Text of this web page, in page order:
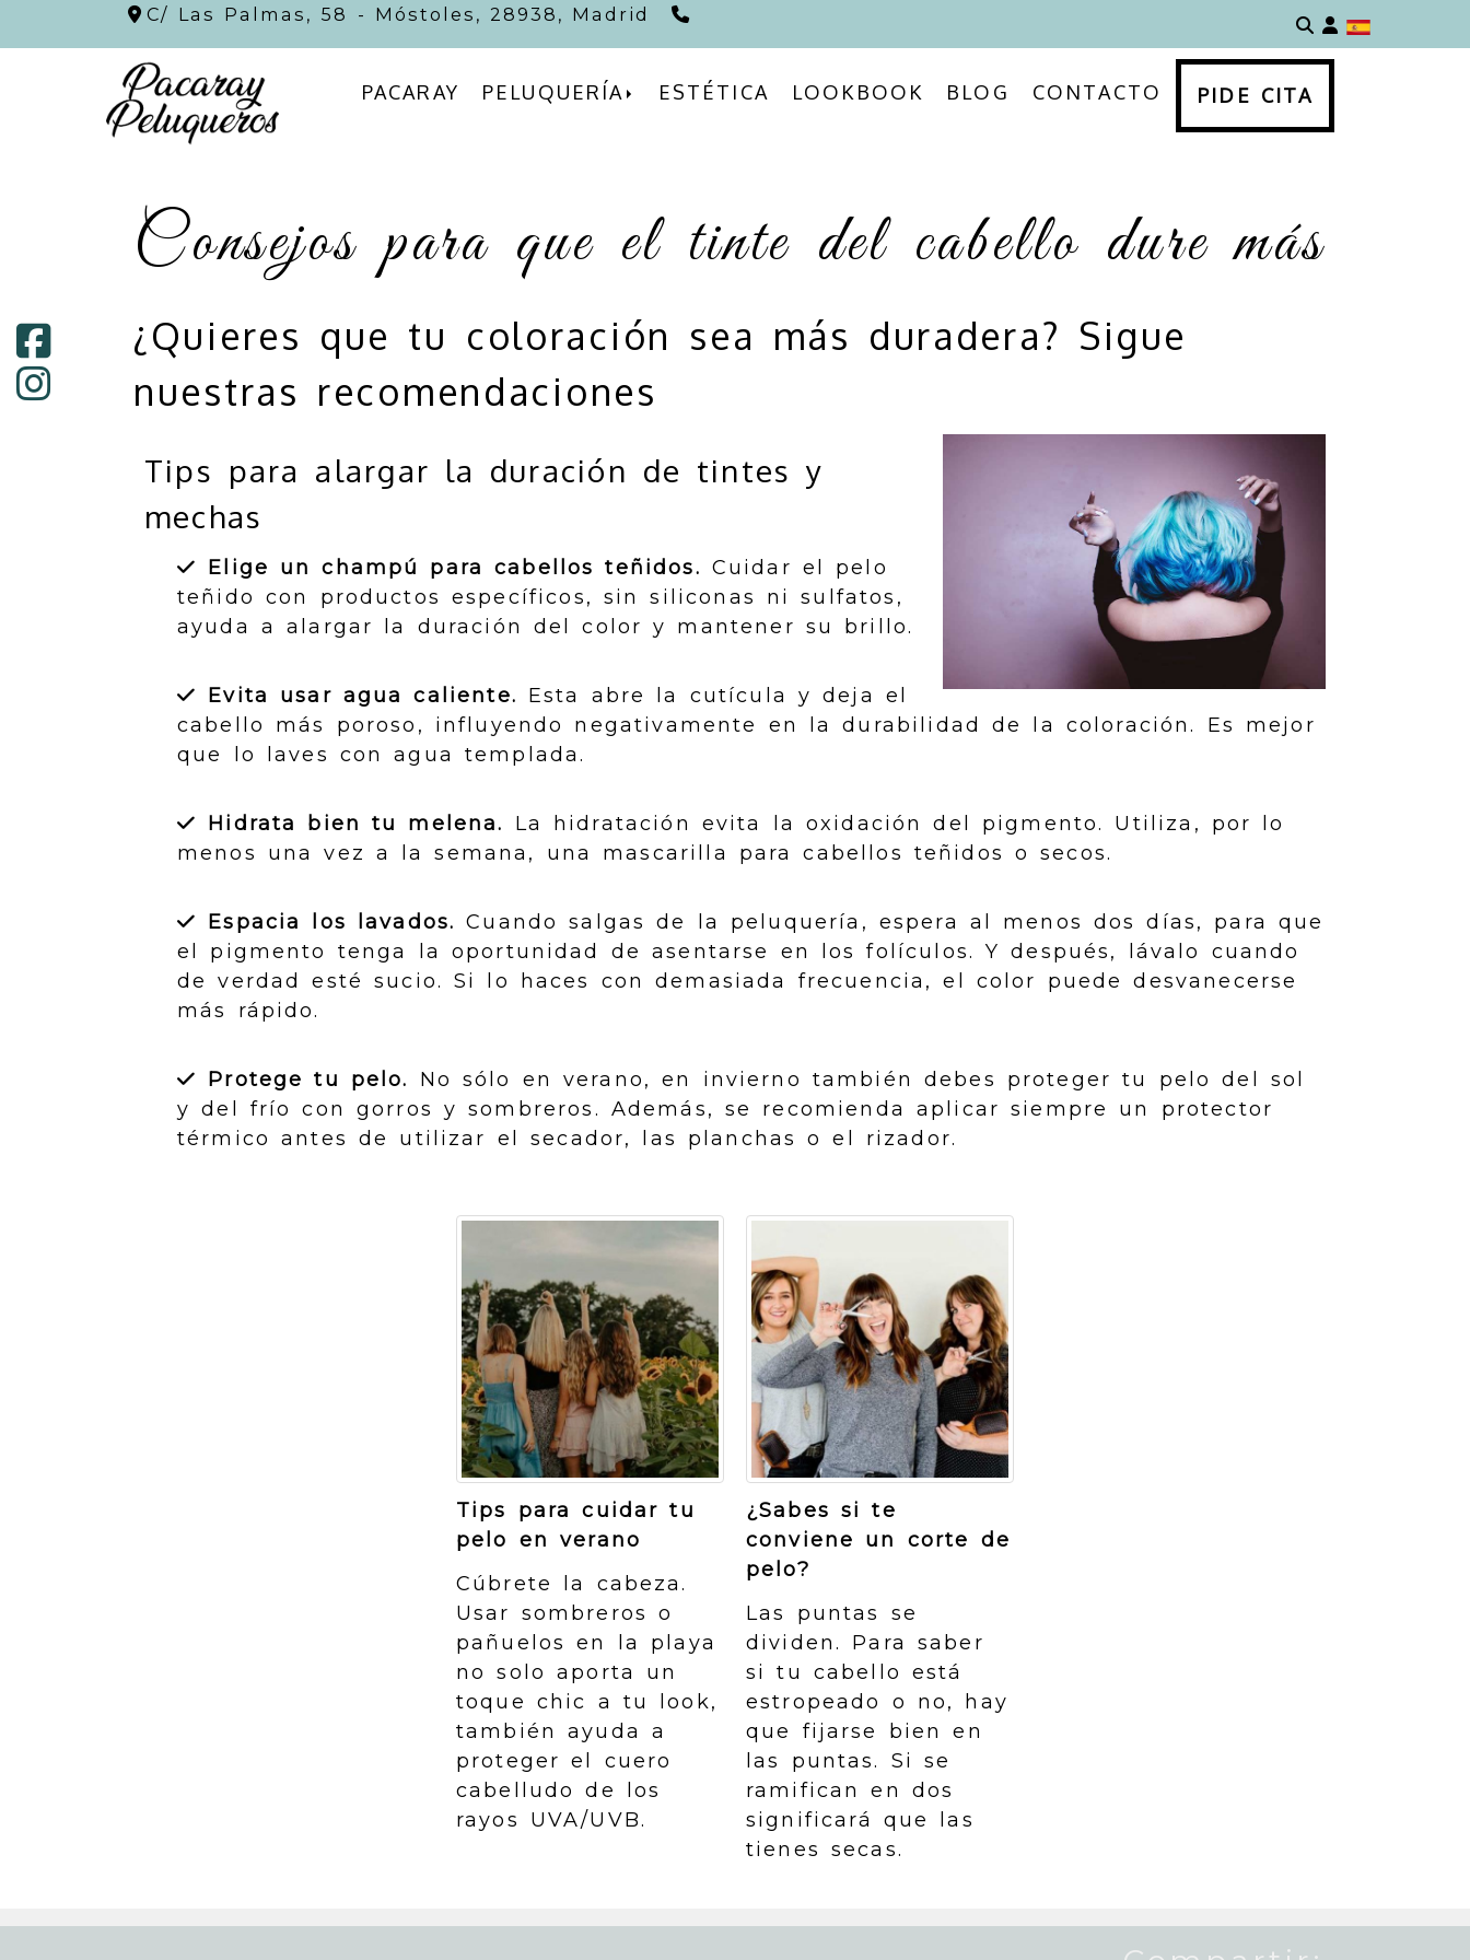
C/ Las Palmas, 58 - Móstoles, 28938, Madrid Identifícate
PACARAY PELUQUERÍA ESTÉTICA LOOKBOOK BLOG CONTACTO PIDE CITA
Consejos para que el tinte del cabello dure más
¿Quieres que tu coloración sea más duradera? Sigue
nuestras recomendaciones
Tips para alargar la duración de tintes y
mechas
Elige un champú para cabellos teñidos. Cuidar el pelo
teñido con productos específicos, sin siliconas ni sulfatos,
ayuda a alargar la duración del color y mantener su brillo.
Evita usar agua caliente. Esta abre la cutícula y deja el
cabello más poroso, influyendo negativamente en la durabilidad de la coloración. Es mejor
que lo laves con agua templada.
Hidrata bien tu melena.
La hidratación evita la oxidación del pigmento. Utiliza, por lo
menos una vez a la semana, una mascarilla para cabellos teñidos o secos.
Espacia los lavados. Cuando salgas de la peluquería, espera al menos dos días, para que
el pigmento tenga la oportunidad de asentarse en los folículos. Y después, lávalo cuando
de verdad esté sucio. Si lo haces con demasiada frecuencia, el color puede desvanecerse
más rápido.
Protege tu pelo.
No sólo en verano, en invierno también debes proteger tu pelo del sol
y del frío con gorros y sombreros. Además, se recomienda aplicar siempre un protector
térmico antes de utilizar el secador, las planchas o el rizador.
Tips para cuidar tu
pelo en verano
Cúbrete la cabeza.
Usar sombreros o
pañuelos en la playa
no solo aporta un
toque chic a tu look,
también ayuda a
proteger el cuero
cabelludo de los
rayos UVA/UVB.
¿Sabes si te
conviene un corte de
pelo?
Las puntas se
dividen. Para saber
si tu cabello está
estropeado o no, hay
que fijarse bien en
las puntas. Si se
ramifican en dos
significará que las
tienes secas.